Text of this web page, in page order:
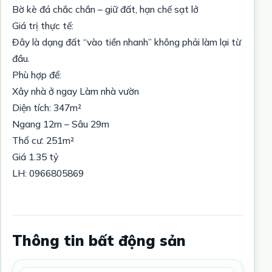
Bờ kè đá chắc chắn – giữ đất, hạn chế sạt lở
Giá trị thực tế:
Đây là dạng đất “vào tiền nhanh” không phải làm lại từ
đầu.
Phù hợp để:
Xây nhà ở ngay Làm nhà vườn
Diện tích: 347m²
Ngang 12m – Sâu 29m
Thổ cư: 251m²
Giá 1.35 tỷ
LH: 0966805869
Thông tin bất động sản